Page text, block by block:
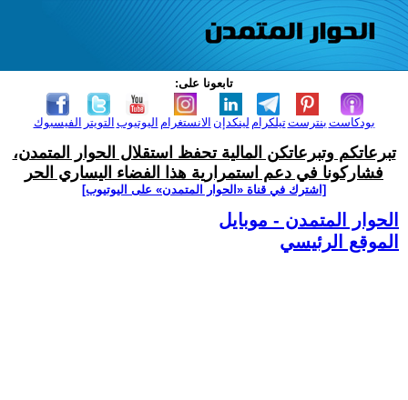
تابعونا على:
الفيسبوك التويتر اليوتيوب الانستغرام لينكدإن تيلكرامبنترست بودكاست
تبرعاتكم وتبرعاتكن المالية تحفظ استقلال الحوار المتمدن،
فشاركونا في دعم استمرارية هذا الفضاء اليساري الحر
[اشترك في قناة ‫«الحوار المتمدن» على اليوتيوب]
الحوار المتمدن - موبايل
الموقع الرئيسي